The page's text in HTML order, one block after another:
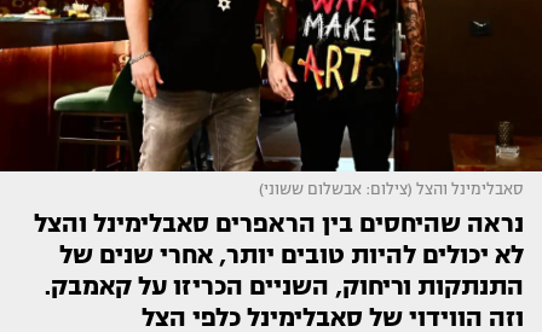
סאבלימינל והצל (צילום: אבשלום ששוני)
נראה שהיחסים בין הראפרים סאבלימינל והצל
לא יכולים להיות טובים יותר, אחרי שנים של
התנתקות וריחוק, השניים הכריזו על קאמבק.
וזה הווידוי של סאבלימינל כלפי הצל